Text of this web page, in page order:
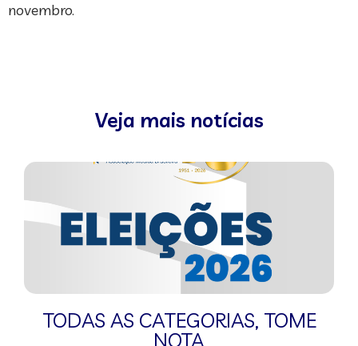
novembro.
Veja mais notícias
TODAS AS CATEGORIAS, TOME
NOTA